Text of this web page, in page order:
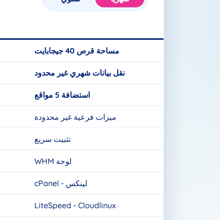
مساحة قرص 40 جيجابايت
نقل بيانات شهري غير محدود
استضافة 5 مواقع
ميزات فرعية غير محدودة
تثبيت سريع
لوحة WHM
لينكس - cPanel
LiteSpeed - Cloudlinux